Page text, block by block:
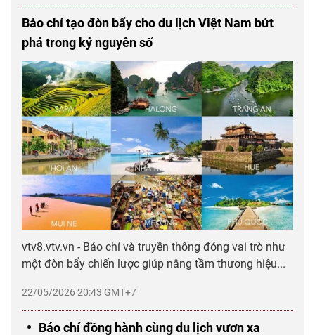
Báo chí tạo đòn bẩy cho du lịch Việt Nam bứt
phá trong kỷ nguyên số
22/05/2026 20:43 GMT+7
vtv8.vtv.vn - Báo chí và truyền thông đóng vai trò như
một đòn bẩy chiến lược giúp nâng tầm thương hiệu...
Báo chí đồng hành cùng du lịch vươn xa